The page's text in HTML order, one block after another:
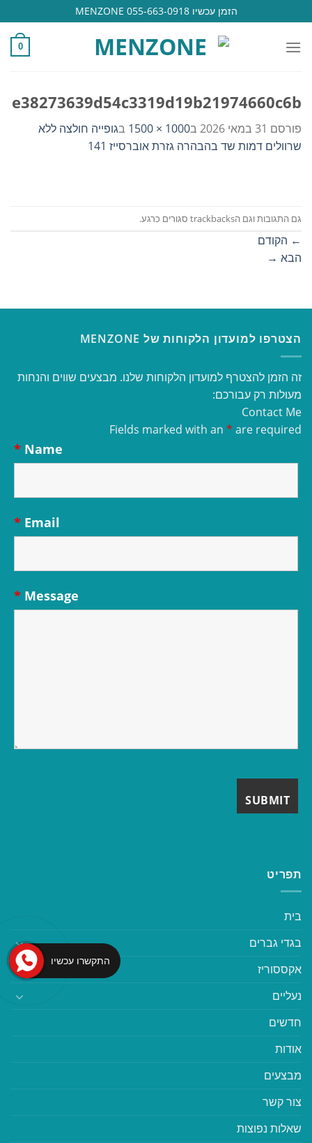
to
content
הזמן עכשיו 055-663-0918 MENZONE
0
e38273639d54c3319d19b21974660c6b
פורסם 31 במאי 2026 ב1000 × 1500 בגופייה חולצה ללא
שרוולים דמות שד בהבהרה גזרת אוברסייז 141
גם התגובות וגם הtrackbacks סגורים כרגע.
← הקודם
הבא →
הצטרפו למועדון הלקוחות של MENZONE
זה הזמן להצטרף למועדון הלקוחות שלנו. מבצעים שווים והנחות
מעולות רק עבורכם:
Contact Me
Fields marked with an * are required
Name
*
Email
*
Message
*
תפריט
בית
בגדי גברים
אקססוריז
נעליים
חדשים
אודות
מבצעים
צור קשר
שאלות נפוצות
התקשרו עכשיו